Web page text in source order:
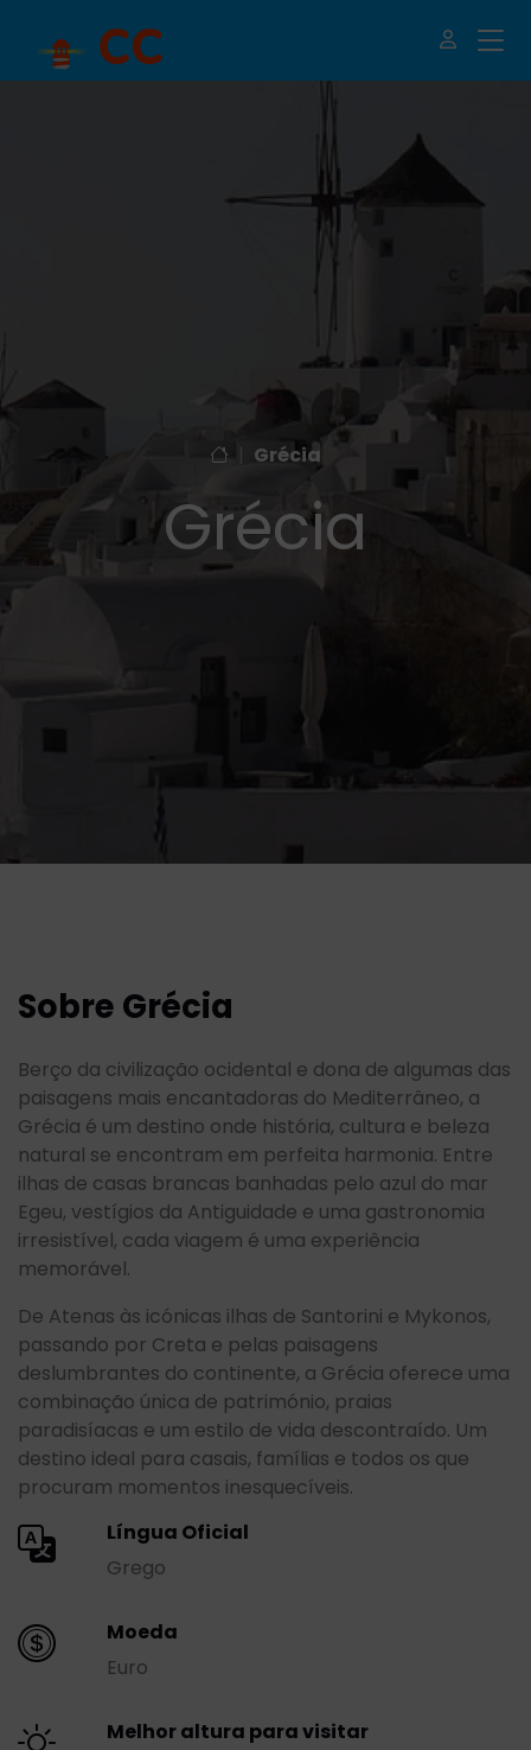
Grécia
Grécia
Sobre Grécia
Berço da civilização ocidental e dona de algumas das
paisagens mais encantadoras do Mediterrâneo, a
Grécia é um destino onde história, cultura e beleza
natural se encontram em perfeita harmonia. Entre
ilhas de casas brancas banhadas pelo azul do mar
Egeu, vestígios da Antiguidade e uma gastronomia
irresistível, cada viagem é uma experiência
memorável.
De Atenas às icónicas ilhas de Santorini e Mykonos,
passando por Creta e pelas paisagens
deslumbrantes do continente, a Grécia oferece uma
combinação única de património, praias
paradisíacas e um estilo de vida descontraído. Um
destino ideal para casais, famílias e todos os que
procuram momentos inesquecíveis.
Língua Oficial
Grego
Moeda
Euro
Melhor altura para visitar